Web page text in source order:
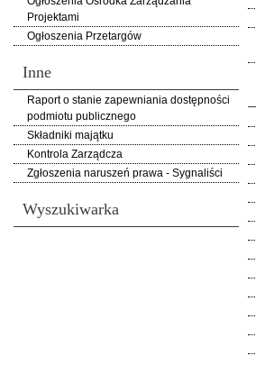
Projektami
Ogłoszenia Przetargów
Inne
Raport o stanie zapewniania dostępności
podmiotu publicznego
Składniki majątku
Kontrola Zarządcza
Zgłoszenia naruszeń prawa - Sygnaliści
Wyszukiwarka